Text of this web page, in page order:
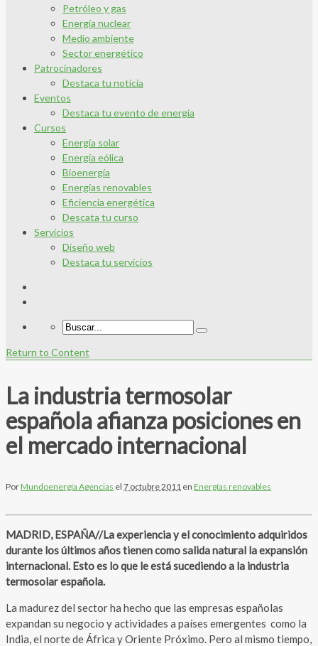
Petróleo y gas
Energía nuclear
Medio ambiente
Sector energético
Patrocinadores
Destaca tu noticia
Eventos
Destaca tu evento de energía
Cursos
Energía solar
Energía eólica
Bioenergía
Energías renovables
Eficiencia energética
Descata tu curso
Servicios
Diseño web
Destaca tu servicios
Return to Content
La industria termosolar
española afianza posiciones en
el mercado internacional
PorMundoenergía Agencias el 7 octubre 2011 en Energías renovables
MADRID, ESPAÑA//La experiencia y el conocimiento adquiridos
durante los últimos años tienen como salida natural la expansión
internacional. Esto es lo que le está sucediendo a la industria
termosolar española.
La madurez del sector ha hecho que las empresas españolas
expandan su negocio y actividades a países emergentes como la
India, el norte de África y Oriente Próximo. Pero al mismo tiempo,